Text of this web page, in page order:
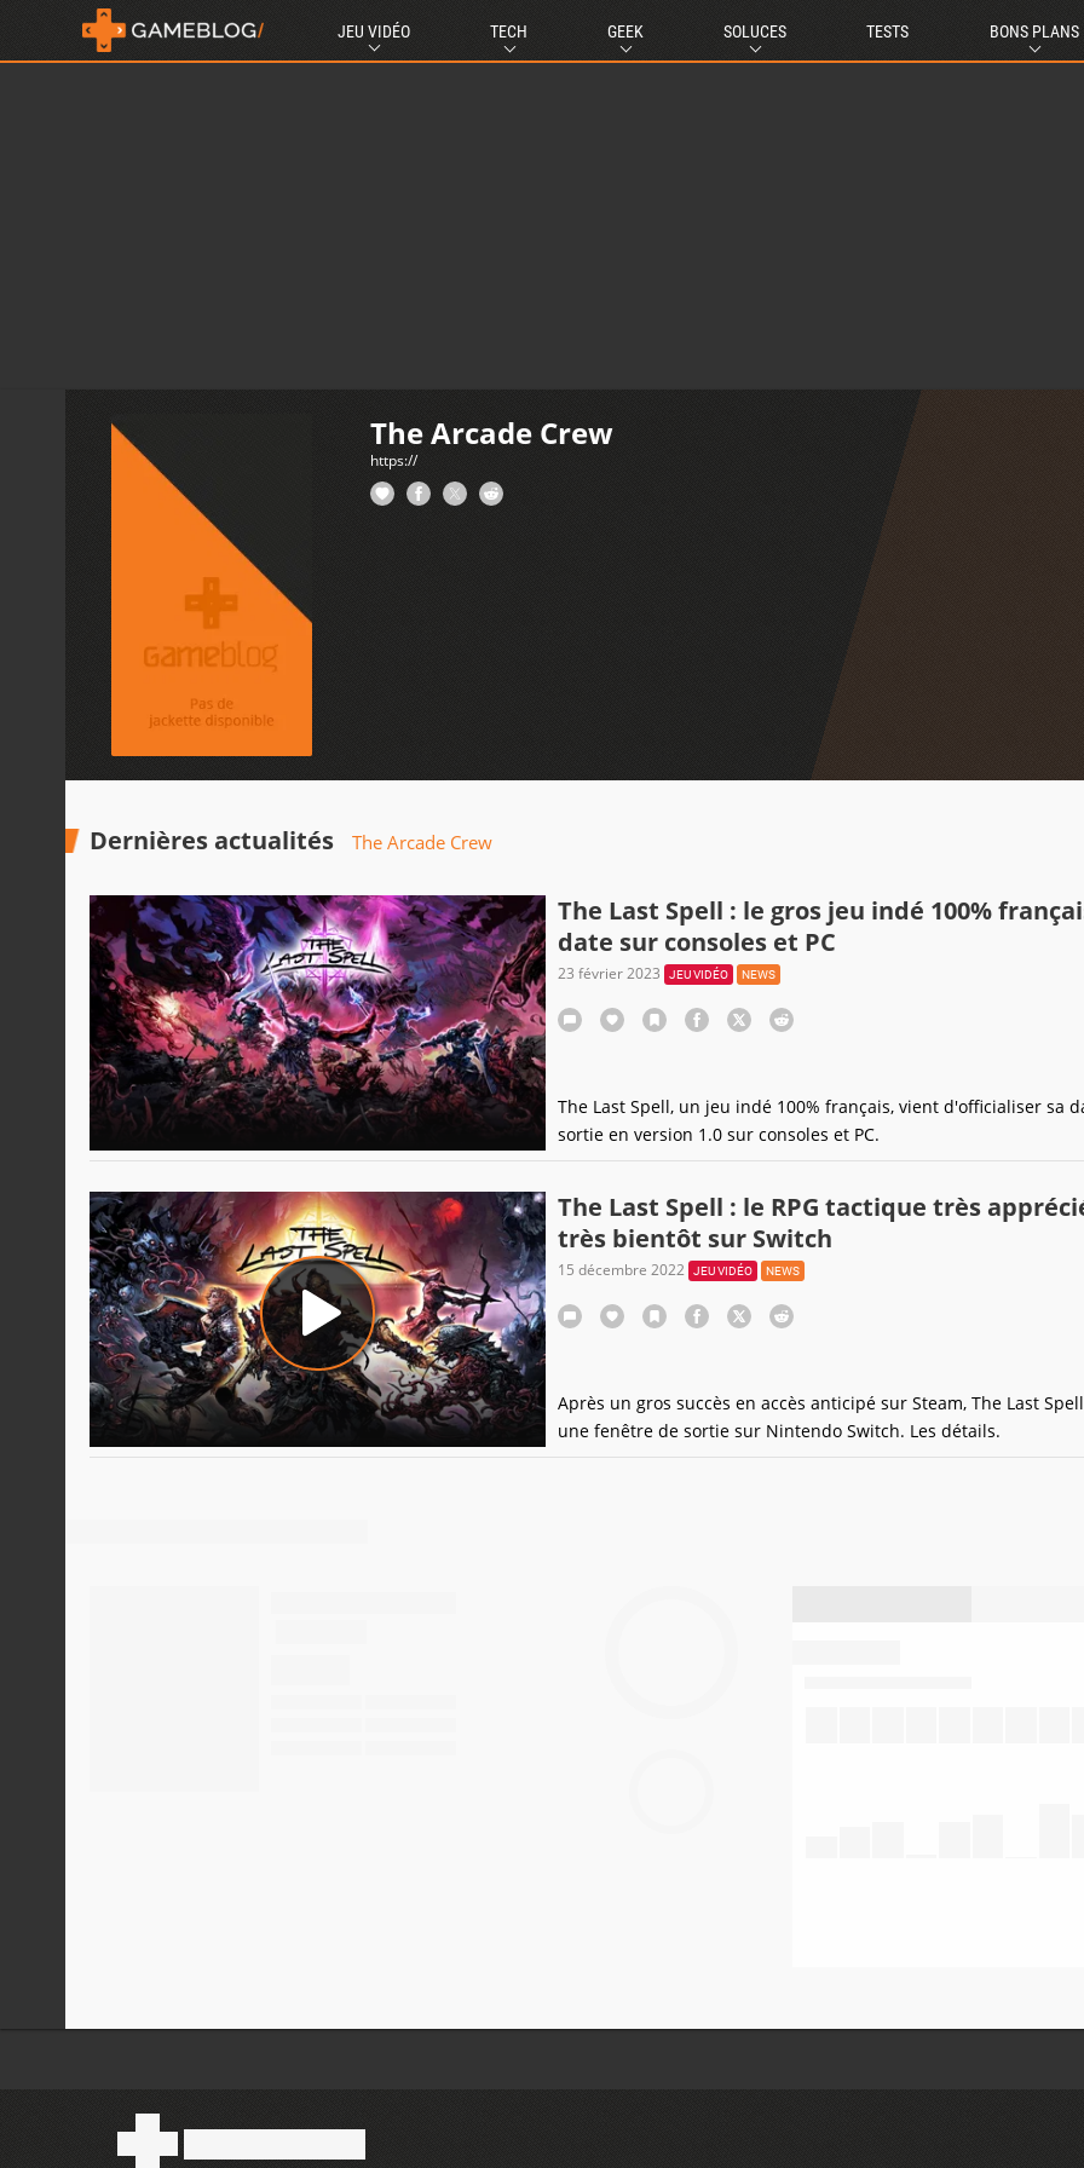
JEU VIDÉO TECH GEEK SOLUCES TESTS BONS PLANS
The Arcade Crew
https://
Dernières actualités The Arcade Crew
The Last Spell : le gros jeu indé 100%
date sur consoles et PC
23 février 2023 JEU VIDÉO NEWS
The Last Spell, un jeu indé 100% français, vient d'officialiser sa
sortie en version 1.0 sur consoles et PC.
The Last Spell : le RPG tactique très
très bientôt sur Switch
15 décembre 2022 JEU VIDÉO NEWS
Après un gros succès en accès anticipé sur Steam, The Last
une fenêtre de sortie sur Nintendo Switch. Les détails.